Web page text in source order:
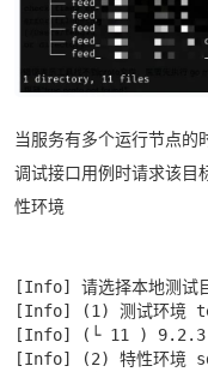
当服务有多个运行节点
调试接口用例时请求该目
性环境
[Info] 请选择本地测试
[Info] (1) 测试环
[Info] (└ 11 )
[Info] (2) 特性环境